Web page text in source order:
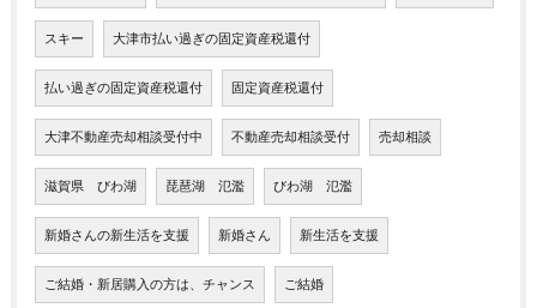
スキー 大津市払い過ぎの固定資産税還付
払い過ぎの固定資産税還付 固定資産税還付
大津不動産売却相談受付中 不動産売却相談受付 売却相談
滋賀県 びわ湖 琵琶湖 氾濫 びわ湖 氾濫
新婚さんの新生活を支援 新婚さん 新生活を支援
ご結婚・新居購入の方は、チャンス ご結婚